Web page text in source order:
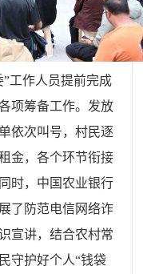
工作人员提前完成
项筹备工作。发放
依次叫号，村民逐
金，各个环节衔接
时，中国农业银行
了防范电信网络诈
宣讲，结合农村常
守护好个人“钱袋